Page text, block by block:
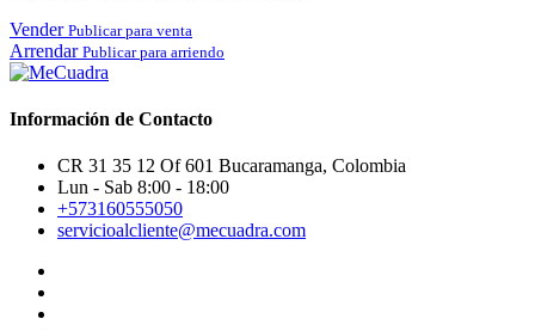
Vender Publicar para venta
Arrendar Publicar para arriendo
Información de Contacto
CR 31 35 12 Of 601 Bucaramanga, Colombia
Lun - Sab 8:00 - 18:00
+573160555050
servicioalcliente@mecuadra.com